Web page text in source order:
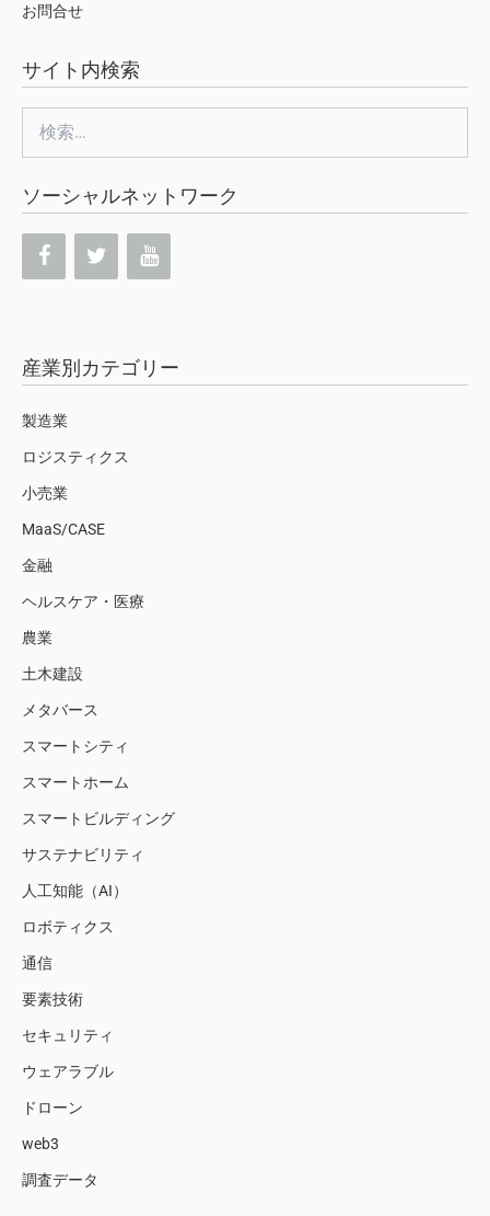
お問合せ
サイト内検索
索:
ソーシャルネットワーク
産業別カテゴリー
製造業
ロジスティクス
小売業
MaaS/CASE
金融
ヘルスケア・医療
農業
土木建設
メタバース
スマートシティ
スマートホーム
スマートビルディング
サステナビリティ
人工知能（AI）
ロボティクス
通信
要素技術
セキュリティ
ウェアラブル
ドローン
web3
調査データ